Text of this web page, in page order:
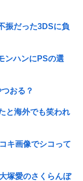
振だった3DSに負
ンハンにPSの選
おる？
と海外でも笑われ
キ画像でシコって
塚愛のさくらんぼ